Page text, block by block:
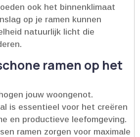
ook het binnenklimaat
op je ramen kunnen
natuurlijk licht die
ramen op het
jouw woongenot.​
is essentieel voor het creëren
en productieve leefomgeving.​
ramen zorgen voor maximale